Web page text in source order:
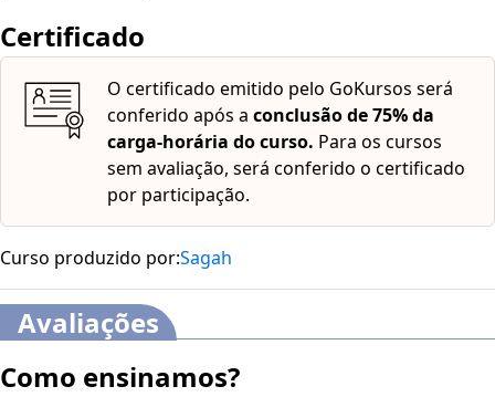
Certificado
O certificado emitido pelo GoKursos será
conferido após a conclusão de 75% da
carga-horária do curso. Para os cursos
sem avaliação, será conferido o certificado
por participação.
Curso produzido por:Sagah
Avaliações
Como ensinamos?